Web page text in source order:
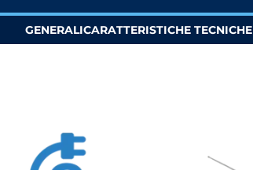
GENERALICARATTERISTICHE TECNICHE